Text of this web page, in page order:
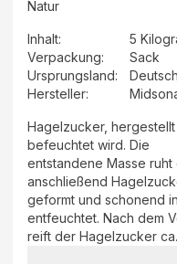
Natur
Inhalt:
5
Verpackung:
Sack
Ursprungsland:
Hersteller:
Hagelzucker,
befeuchtet wird. Die
entstandene Masse
anschließend
geformt und schonend
entfeuchtet. Nach dem
reift der Hagelzucker